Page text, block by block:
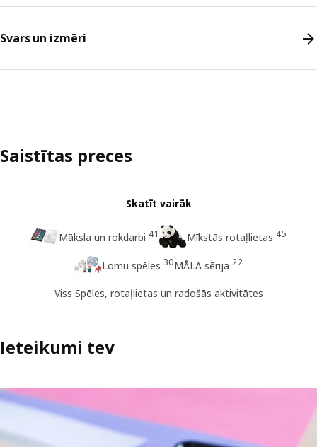
Svars un izmēri
Saistītas preces
Skatīt vairāk
Māksla un rokdarbi 41 Mīkstās rotaļlietas 45
Lomu spēles 30MÅLA sērija 22
Viss Spēles, rotaļlietas un radošās aktivitātes
Ieteikumi tev